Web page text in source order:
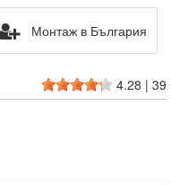
4.28 | 39
Монтаж в България